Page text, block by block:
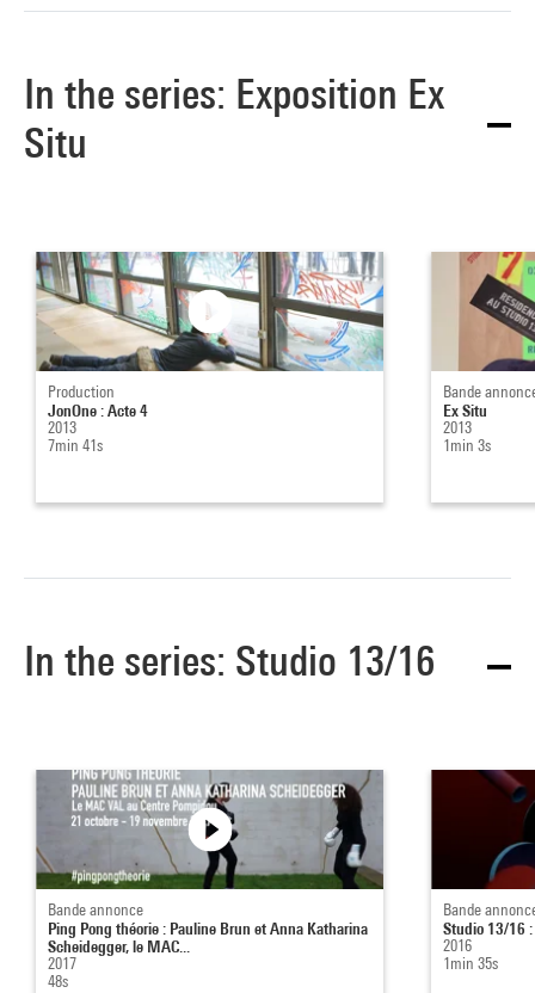
In the series: Exposition Ex
Situ
Production
JonOne : Acte 4
2013
7min 41s
Bande
Ex Situ
2013
1min 3s
In the series: Studio 13/16
Bande annonce
Ping Pong théorie : Pauline Brun et Anna Katharina
Scheidegger, le MAC...
2017
48s
Bande
Studio 13/16
2016
1min 35s